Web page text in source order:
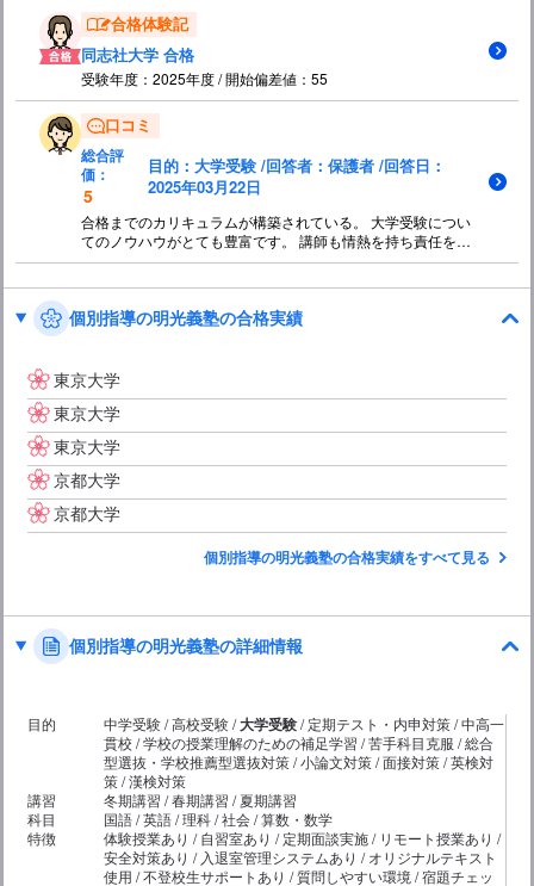
合格体験記
同志社大学 合格
受験年度：2025年度 / 開始偏差値：55
口コミ
総合評
価：
5
目的：大学受験 /回答者：保護者 /回答日：
2025年03月22日
合格までのカリキュラムが構築されている。 大学受験につい
てのノウハウがとても豊富です。 講師も情熱を持ち責任を持
ち最後まで面倒を見てくれました。 親に対してのアドバイス
個別指導の明光義塾の合格実績
東京大学
東京大学
東京大学
京都大学
京都大学
個別指導の明光義塾の合格実績をすべて見る
個別指導の明光義塾の詳細情報
目的 中学受験 / 高校受験 /大学受験/ 定期テスト・内申対策 / 中高一
貫校 / 学校の授業理解のための補足学習 / 苦手科目克服 / 総合
型選抜・学校推薦型選抜対策 / 小論文対策 / 面接対策 / 英検対
策 / 漢検対策
講習
冬期講習 / 春期講習 / 夏期講習
科目
国語 / 英語 / 理科 / 社会 / 算数・数学
特徴
体験授業あり / 自習室あり / 定期面談実施 / リモート授業あり /
安全対策あり / 入退室管理システムあり / オリジナルテキスト
使用 / 不登校生サポートあり / 質問しやすい環境 / 宿題チェッ